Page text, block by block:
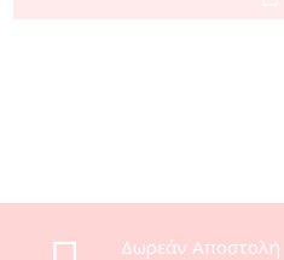
Δωρεάν Αποστολή